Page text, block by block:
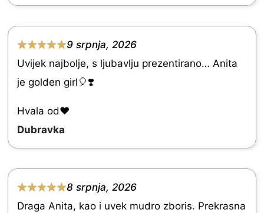
5R
e
d
5
.
0
o
9 srpnja, 2026
Uvijek najbolje, s ljubavlju prezentirano… Anita
je golden girl🎈❣️
Hvala od♥️
Dubravka
R
8 srpnja, 2026
Draga Anita, kao i uvek mudro zboris. Prekrasna